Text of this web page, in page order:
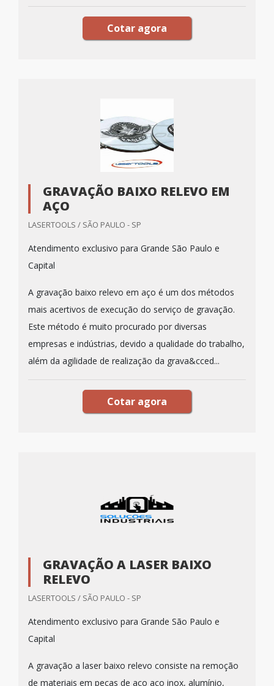
Cotar agora
GRAVAÇÃO BAIXO RELEVO EM
AÇO
LASERTOOLS / SÃO PAULO - SP
Atendimento exclusivo para Grande São Paulo e
Capital
A gravação baixo relevo em aço é um dos métodos
mais acertivos de execução do serviço de gravação.
Este método é muito procurado por diversas
empresas e indústrias, devido a qualidade do trabalho,
além da agilidade de realização da grava&cced...
Cotar agora
GRAVAÇÃO A LASER BAIXO
RELEVO
LASERTOOLS / SÃO PAULO - SP
Atendimento exclusivo para Grande São Paulo e
Capital
A gravação a laser baixo relevo consiste na remoção
de materiais em peças de aço aço inox, alumínio,